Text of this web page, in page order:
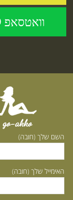
וואטסאפ
go-akko
השם שלך (חובה)
האימייל שלך (חובה)